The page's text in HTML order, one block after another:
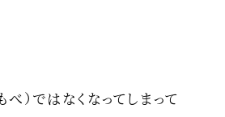
）ではなくなってしまって